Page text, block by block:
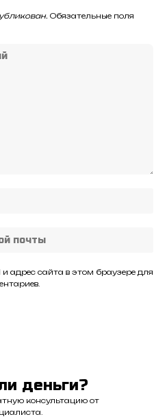
Обязательные поля
адрес сайта в этом браузере для
деньги?
консультацию от